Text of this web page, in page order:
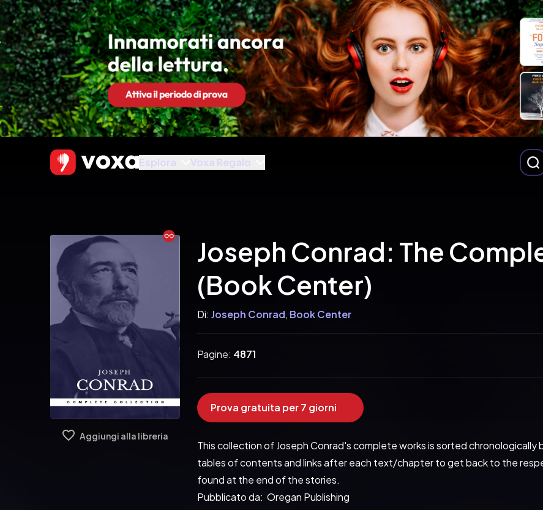
Esplora Voxa Regalo
Ebook
Aggiungi alla libreria
Joseph Conrad: The
(Book Center)
Di: Joseph Conrad, Book Center
Pagine: 4871
Prova gratuita per 7 giorni
This collection of Joseph Conrad's complete works is sorted chronologically
tables of contents and links after each text/chapter to get back to the
found at the end of the stories.
Pubblicato da:  Oregan Publishing